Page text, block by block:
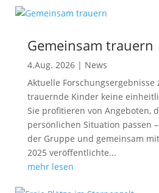
Gemeinsam trauern
4.Aug. 2026| News
Aktuelle Forschungsergebnisse
trauernde Kinder keine
Sie profitieren von Angeboten,
persönlichen Situation passen
der Gruppe und gemeinsam
2025 veröffentlichte...
mehr lesen